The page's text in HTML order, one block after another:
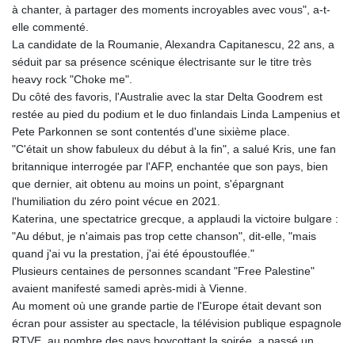
à chanter, à partager des moments incroyables avec vous", a-t-
elle commenté.
La candidate de la Roumanie, Alexandra Capitanescu, 22 ans, a
séduit par sa présence scénique électrisante sur le titre très
heavy rock "Choke me".
Du côté des favoris, l'Australie avec la star Delta Goodrem est
restée au pied du podium et le duo finlandais Linda Lampenius et
Pete Parkonnen se sont contentés d'une sixième place.
"C'était un show fabuleux du début à la fin", a salué Kris, une fan
britannique interrogée par l'AFP, enchantée que son pays, bien
que dernier, ait obtenu au moins un point, s'épargnant
l'humiliation du zéro point vécue en 2021.
Katerina, une spectatrice grecque, a applaudi la victoire bulgare :
"Au début, je n'aimais pas trop cette chanson", dit-elle, "mais
quand j'ai vu la prestation, j'ai été époustouflée."
Plusieurs centaines de personnes scandant "Free Palestine"
avaient manifesté samedi après-midi à Vienne.
Au moment où une grande partie de l'Europe était devant son
écran pour assister au spectacle, la télévision publique espagnole